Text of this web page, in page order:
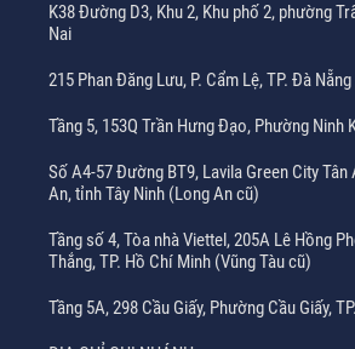
K38 Đường D3, Khu 2, Khu phố 2, phường
Nai
215 Phan Đăng Lưu, P. Cẩm Lệ, TP. Đà
Tầng 5, 153Q Trần Hưng Đạo, Phường Ninh
Số A4-57 Đường BT9, Lavila Green City
An, tỉnh Tây Ninh (Long An cũ)
Tầng số 4, Tòa nhà Viettel, 205A Lê Hồng
Thắng, TP. Hồ Chí Minh (Vũng Tàu cũ)
Tầng 5A, 298 Cầu Giấy, Phường Cầu Giấy,